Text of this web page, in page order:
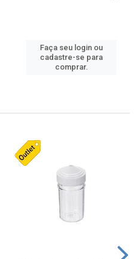
Faça seu login ou
cadastre-se para
comprar.